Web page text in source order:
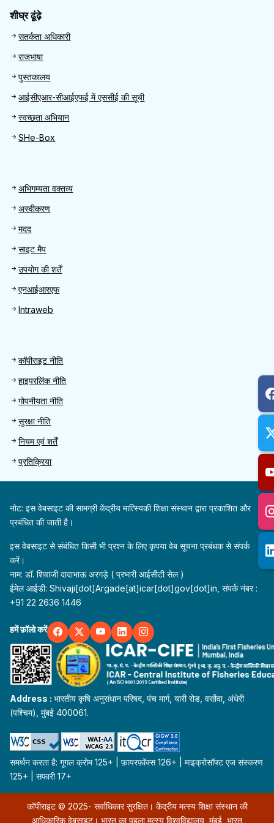
शीघ्र ढूंढ़े
Quick Find
सतर्कता अधिकारी
राजभाषा
पुस्तकालय
आईसीएआर-सीआईएफई में एससीई की सूची
स्वच्छता अभियान
SHe-Box
Footer
अभिगम्यता वक्तव्य
अस्वीकरण
मदद
साइट मैप
उपयोग की शर्तें
एनआईआरएफ
Intraweb
Footer 2
कॉपीराइट नीति
हाइपरलिंक नीति
गोपनीयता नीति
सुरक्षा नीति
नियम एवं शर्तें
प्रतिक्रिया
नोट: इस वेबसाइट की सामग्री केंद्रीय मात्स्यिकी शिक्षा संस्थान द्वारा प्रकाशित और
प्रबंधित की जाती है।
इस वेबसाइट से संबंधित किसी भी प्रश्न के लिए कृपया वेब सूचना प्रबंधक से संपर्क
करें।
नाम: डॉ. शिवाजी दादाभाऊ अरगड़े ( प्रभारी आईसीटी सेल )
ईमेल आईडी: Shivaji[dot]Argade[at]icar[dot]gov[dot]in, संपर्क नंबर :
+91 22 2636 1446
हमें फ़ॉलो करें
Address :भारतीय कृषि अनुसंधान परिषद, पंच मार्ग, यारी रोड, वर्सोवा, अंधेरी
(पश्चिम), मुंबई 400061.
समर्थन करता है: गूगल क्रोम 125+ | फ़ायरफ़ॉक्स 126+ | माइक्रोसॉफ्ट एज संस्करण
125+ | सफारी 17+
कॉपीराइट © 2025- सर्वाधिकार सुरक्षित। केंद्रीय मत्स्य शिक्षा संस्थान की
आधिकारिक वेबसाइट। भारत का पहला मत्स्य विश्वविद्यालय, मुंबई, भारत